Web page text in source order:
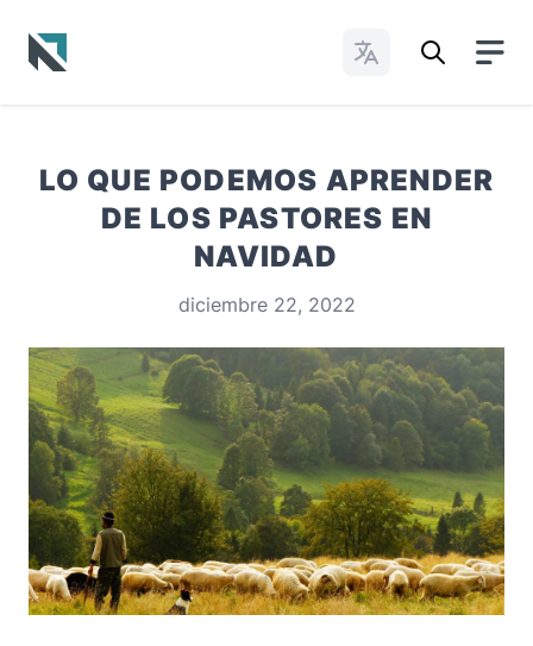
Cambiar idioma
LO QUE PODEMOS APRENDER
DE LOS PASTORES EN
NAVIDAD
diciembre 22, 2022